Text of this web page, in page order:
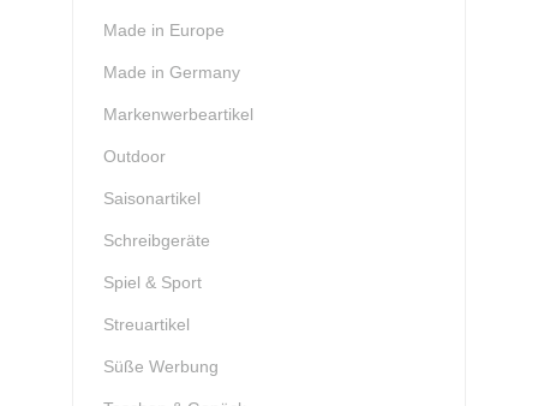
Made in Europe
Made in Germany
Markenwerbeartikel
Outdoor
Saisonartikel
Schreibgeräte
Spiel & Sport
Streuartikel
Süße Werbung